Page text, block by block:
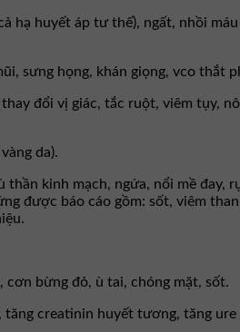
hạ huyết áp tư thế), ngất, nhồi
sưng họng, khán giọng, vco thắt
đổi vị giác, tắc ruột, viêm tụy,
da).
thần kinh mạch, ngứa, nổi mề
được báo cáo gồm: sốt, viêm
bừng đỏ, ù tai, chóng mặt, sốt.
creatinin huyết tương, tăng